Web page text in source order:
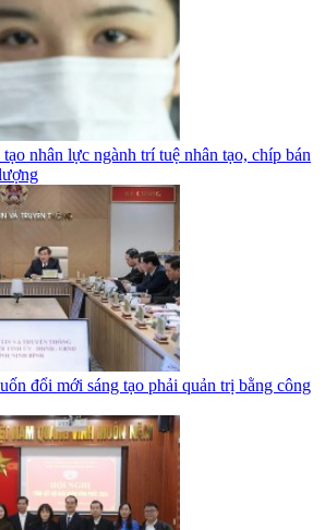
nhân lực ngành trí tuệ nhân tạo, chíp bán
đổi mới sáng tạo phải quản trị bằng công